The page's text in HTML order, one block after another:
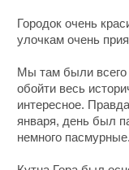
Городок очень
улочкам очень
Мы там были всего
обойти весь
интересное.
января, день был
немного пасмурные.